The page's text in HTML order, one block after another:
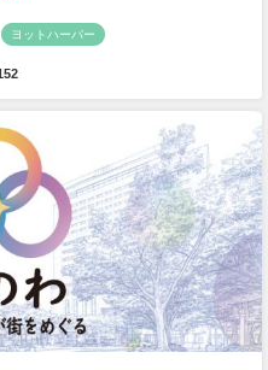
ヨットハーバー